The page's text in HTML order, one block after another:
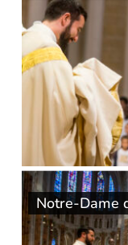
Notre-Dame